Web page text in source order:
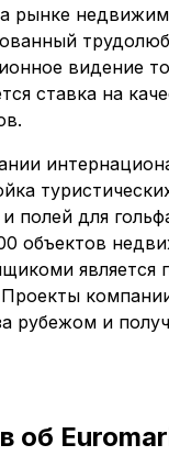
рынке
видение
ставка на
полей для
объектов
является
рубежом и
об